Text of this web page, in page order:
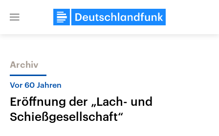
Close
Themen
Archiv
Vor 60 Jahren
Eröffnung der „Lach- und
Schießgesellschaft“